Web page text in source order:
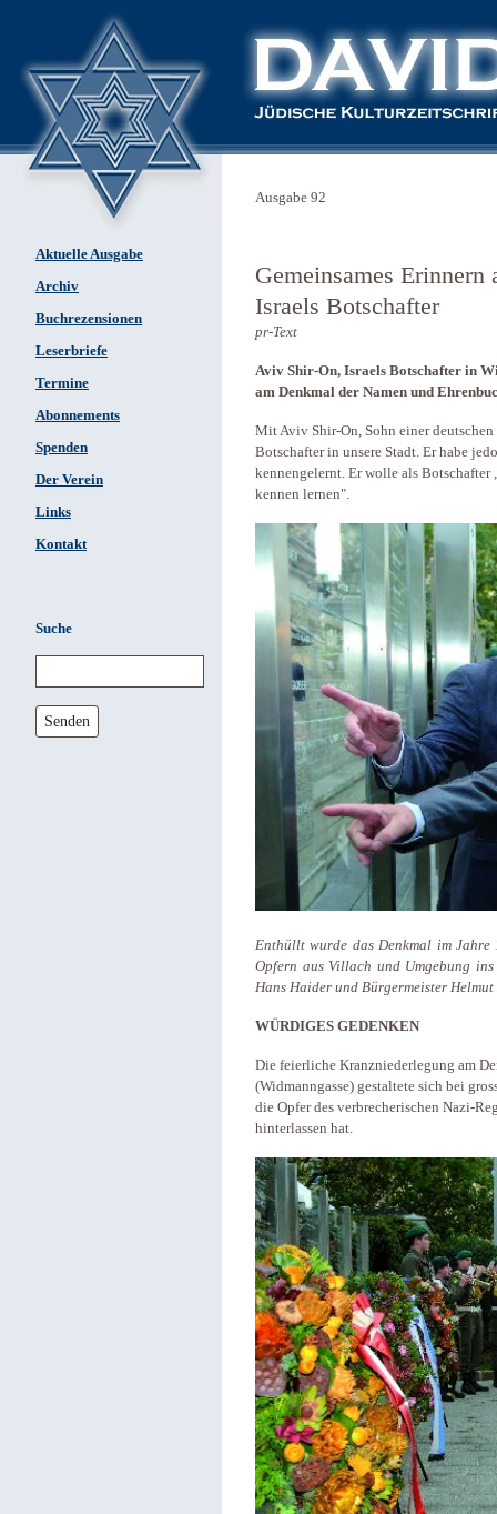
Aktuelle Ausgabe
Archiv
Buchrezensionen
Leserbriefe
Termine
Abonnements
Spenden
Der Verein
Links
Kontakt
Suche
Senden
Ausgabe 92
Gemeinsames
Israels Botschafter
pr-Text
Aviv Shir-On, Israels Botschafter in
am Denkmal der Namen und
Mit Aviv Shir-On, Sohn einer
Botschafter in unsere Stadt. Er habe
kennengelernt. Er wolle als
kennen lernen".
Enthüllt wurde das Denkmal im Jahre
Opfern aus Villach und Umgebung
Hans Haider und Bürgermeister
WÜRDIGES GEDENKEN
Die feierliche Kranzniederlegung am
(Widmanngasse) gestaltete sich bei
die Opfer des verbrecherischen Nazi-
hinterlassen hat.